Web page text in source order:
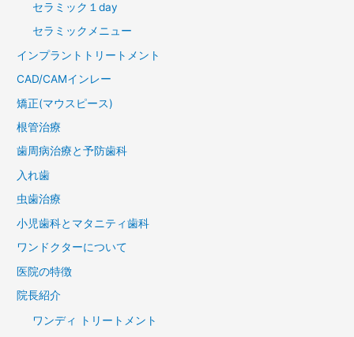
セラミック１day
セラミックメニュー
インプラントトリートメント
CAD/CAMインレー
矯正(マウスピース)
根管治療
歯周病治療と予防歯科
入れ歯
虫歯治療
小児歯科とマタニティ歯科
ワンドクターについて
医院の特徴
院長紹介
ワンディ トリートメント